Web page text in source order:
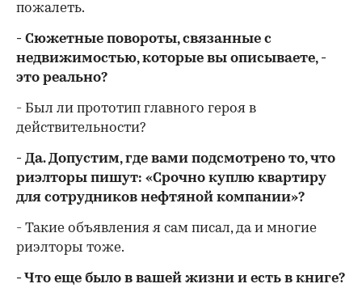
пожалеть.
- Сюжетные повороты, связанные с
недвижимостью, которые вы описываете, -
это реально?
- Был ли прототип главного героя в
действительности?
- Да. Допустим, где вами подсмотрено то, что
риэлторы пишут: «Срочно куплю квартиру
для сотрудников нефтяной компании»?
- Такие объявления я сам писал, да и многие
риэлторы тоже.
- Что еще было в вашей жизни и есть в книге?